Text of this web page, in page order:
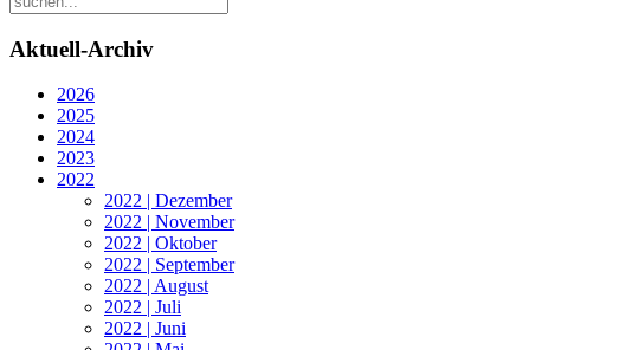
Aktuell-Archiv
2026
2025
2024
2023
2022
2022 | Dezember
2022 | November
2022 | Oktober
2022 | September
2022 | August
2022 | Juli
2022 | Juni